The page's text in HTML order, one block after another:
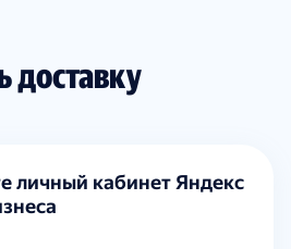
доставку
личный кабинет Яндекс